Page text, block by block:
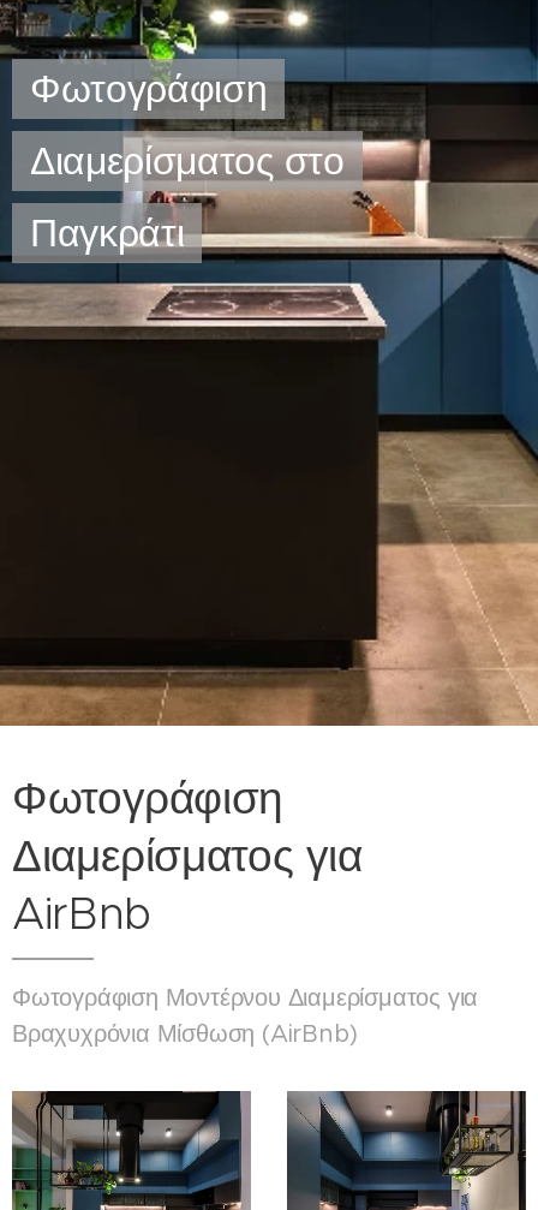
Φωτογράφιση
Διαμερίσματος στο
Παγκράτι
Φωτογράφιση
Διαμερίσματος για
AirBnb
Φωτογράφιση Μοντέρνου Διαμερίσματος για
Βραχυχρόνια Μίσθωση (AirBnb)